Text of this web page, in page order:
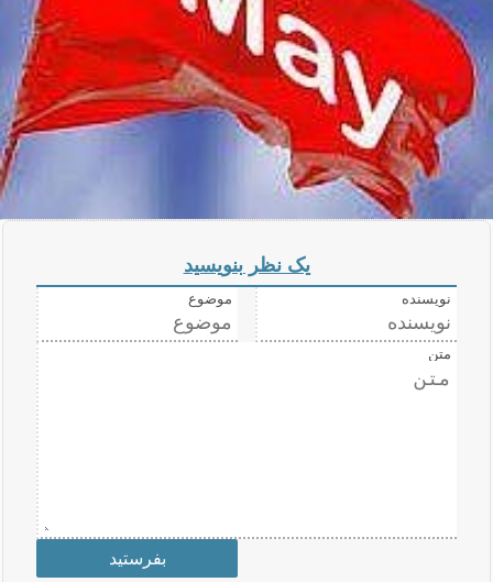
یک نظر بنویسید
نویسنده موضوع
متن